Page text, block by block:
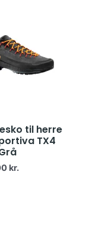
til herre
TX4
kr.